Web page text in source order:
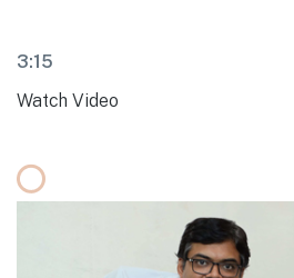
3:15
Watch Video